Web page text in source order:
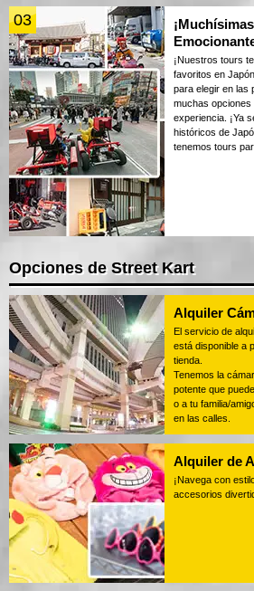
03
¡Nuestros tours
favoritos en
para elegir en las
muchas
experiencia. ¡Ya
históricos de
tenemos tours
Opciones de Street Kart
Alquiler
El servicio de
está disponible a
tienda.
Tenemos la
potente que
o a tu familia/
en las calles.
Alquiler de
¡Navega con
accesorios